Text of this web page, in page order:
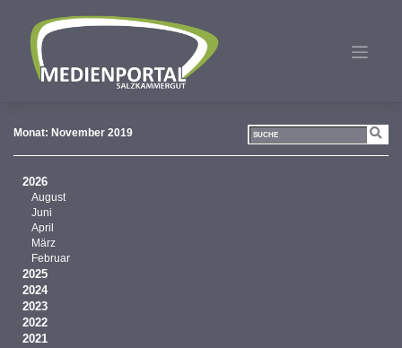
springen
Monat: November 2019
2026
August
Juni
April
März
Februar
2025
2024
2023
2022
2021